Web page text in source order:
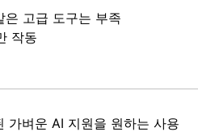
은 고급 도구는 부족
작동
가벼운 AI 지원을 원하는 사용